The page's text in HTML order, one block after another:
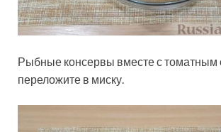
Рыбные консервы вместе с томатным
переложите в миску.